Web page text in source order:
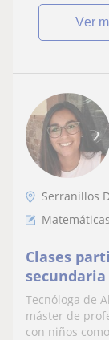
ver
Serranillos
Clases
Tecnóloga de
máster de
con niños